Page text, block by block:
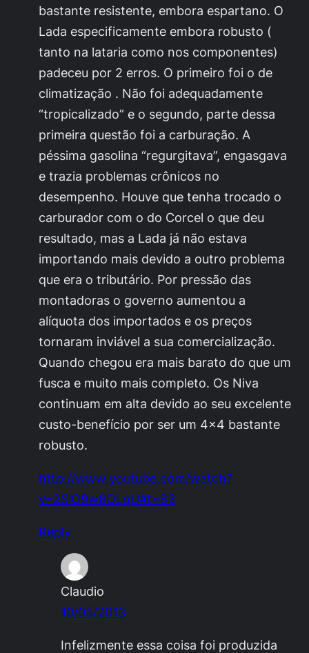
bastante resistente, embora espartano. O
Lada especificamente embora robusto (
tanto na lataria como nos componentes)
padeceu por 2 erros. O primeiro foi o de
climatização . Não foi adequadamente
“tropicalizado” e o segundo, parte dessa
primeira questão foi a carburação. A
péssima gasolina “regurgitava”, engasgava
e trazia problemas crônicos no
desempenho. Houve que tenha trocado o
carburador com o do Corcel o que deu
resultado, mas a Lada já não estava
importando mais devido a outro problema
que era o tributário. Por pressão das
montadoras o governo aumentou a
alíquota dos importados e os preços
tornaram inviável a sua comercialização.
Quando chegou era mais barato do que um
fusca e muito mais completo. Os Niva
continuam em alta devido ao seu excelente
custo-benefício por ser um 4×4 bastante
robusto.
http://www.youtube.com/watch?
v=2SlO9w6OLqU#t=83
Reply
Claudio
10/05/2013
Infelizmente essa coisa foi produzida